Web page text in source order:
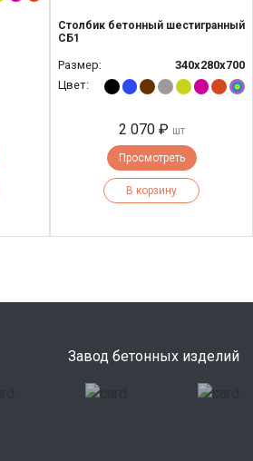
Столбик бетонный шестигранный
СБ1
Размер:
340х280х700
Цвет:
2 070 ₽ шт
Просмотреть
В корзину
Завод бетонных изделий